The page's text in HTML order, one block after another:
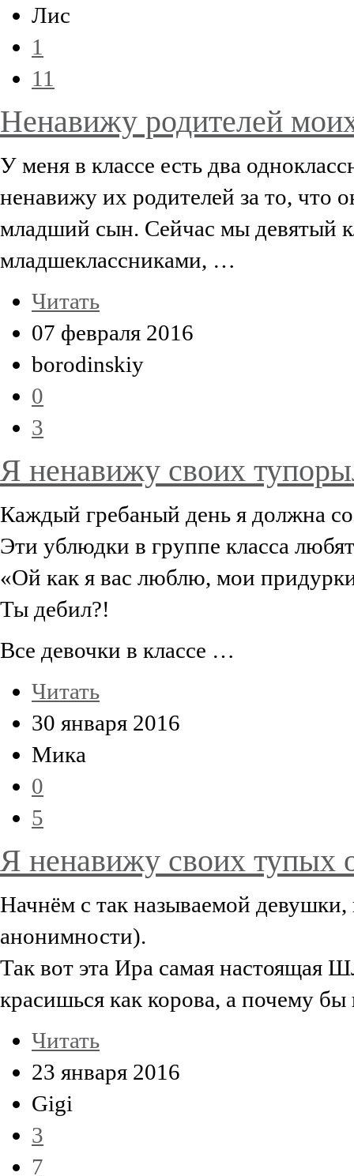
Лис
1
11
Ненавижу родителей
У меня в классе есть два
ненавижу их родителей за то, что
младший сын. Сейчас мы девятый
младшеклассниками, …
Читать
07 февраля 2016
borodinskiy
0
3
Я ненавижу своих
Каждый гребаный день я должна
Эти ублюдки в группе класса
«Ой как я вас люблю, мои
Ты дебил?!
Все девочки в классе …
Читать
30 января 2016
Мика
0
5
Я ненавижу своих тупых
Начнём с так называемой
анонимности).
Так вот эта Ира самая
красишься как корова, а почему
Читать
23 января 2016
Gigi
3
7